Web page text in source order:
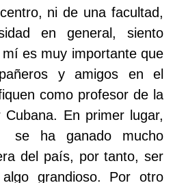
ni de una facultad,
en general, siento
es muy importante que
y amigos en el
como profesor de la
Cubana. En primer lugar,
se ha ganado mucho
del país, por tanto, ser
grandioso. Por otro